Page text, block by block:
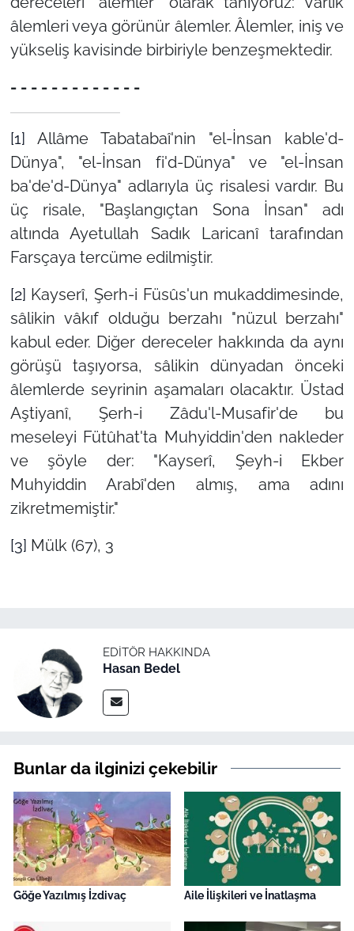
âlemleri veya görünür âlemler. Âlemler, iniş ve
yükseliş kavisinde birbiriyle benzeşmektedir.
- - - - - - - - - - - - -
[1] Allâme Tabatabaî'nin "el-İnsan kable'd-
Dünya", "el-İnsan fi'd-Dünya" ve "el-İnsan
ba'de'd-Dünya" adlarıyla üç risalesi vardır. Bu
üç risale, "Başlangıçtan Sona İnsan" adı
altında Ayetullah Sadık Laricanî tarafından
Farsçaya tercüme edilmiştir.
[2] Kayserî, Şerh-i Füsûs'un mukaddimesinde,
sâlikin vâkıf olduğu berzahı "nüzul berzahı"
kabul eder. Diğer dereceler hakkında da aynı
görüşü taşıyorsa, sâlikin dünyadan önceki
âlemlerde seyrinin aşamaları olacaktır. Üstad
Aştiyanî, Şerh-i Zâdu'l-Musafir'de bu
meseleyi Fütûhat'ta Muhyiddin'den nakleder
ve şöyle der: "Kayserî, Şeyh-i Ekber
Muhyiddin Arabî'den almış, ama adını
zikretmemiştir."
[3] Mülk (67), 3
EDITÖR HAKKINDA
Hasan Bedel
Bunlar da ilginizi çekebilir
Göğe Yazılmış İzdivaç Aile İlişkileri ve İnatlaşma